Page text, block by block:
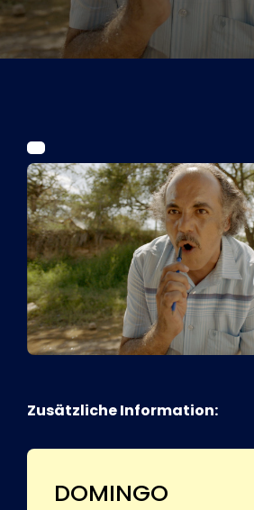
Tickets
Kurier Romy 2026
Zusätzliche Information:
DOMINGO